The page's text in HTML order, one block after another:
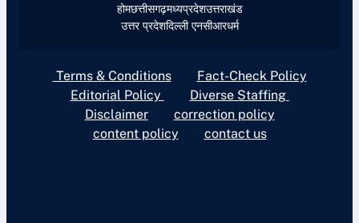
होमछत्तीसगढ़मध्यप्रदेशउत्तराखंड
उत्तर प्रदेशदिल्ली एनसीआरधर्म
Terms & Conditions
Fact-Check Policy
Editorial Policy
Diverse Staffing
Disclaimer
correction policy
content policy
contact us